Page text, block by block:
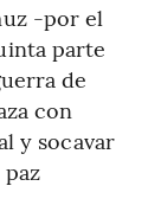
-por el
parte
de
con
y socavar